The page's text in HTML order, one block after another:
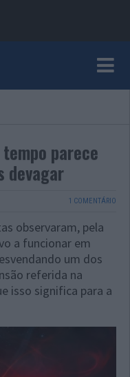
parece
devagar
1 COMENTÁRIO
observaram, pela
a funcionar em
um dos
referida na
isso significa para a